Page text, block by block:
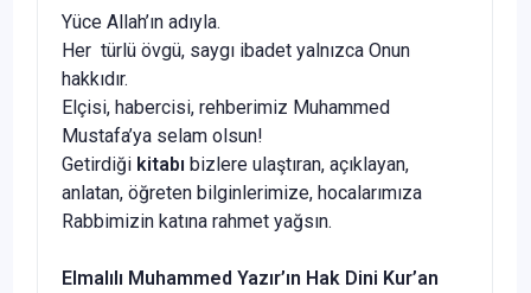
Yüce Allah’ın adıyla.
Her türlü övgü, saygı ibadet yalnızca Onun
hakkıdır.
Elçisi, habercisi, rehberimiz Muhammed
Mustafa’ya selam olsun!
Getirdiği kitabı bizlere ulaştıran, açıklayan,
anlatan, öğreten bilginlerimize, hocalarımıza
Rabbimizin katına rahmet yağsın.
Elmalılı Muhammed Yazır’ın Hak Dini Kur’an